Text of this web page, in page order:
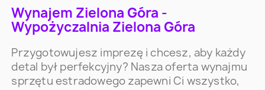
Wynajem Zielona Góra -
Wypożyczalnia Zielona Góra
Przygotowujesz imprezę i chcesz, aby każdy
detal był perfekcyjny? Nasza oferta wynajmu
sprzętu estradowego zapewni Ci wszystko,